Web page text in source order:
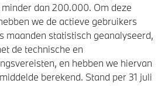
dan 200.000. Om deze
we de actieve gebruikers
maanden statistisch geanalyseerd,
de technische en
en hebben we hiervan
berekend. Stand per 31 juli